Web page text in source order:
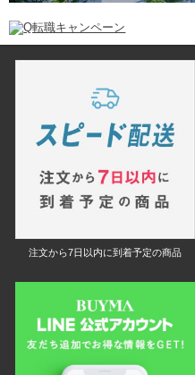
注文から7日以内に到着予定の商品